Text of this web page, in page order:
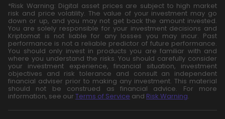
*Risk Warning: Digital asset prices are subject to high market
risk and price volatility. The value of your investment may go
down or up, and you may not get back the amount invested.
You are solely responsible for your investment decisions and
Kriptomat is not liable for any losses you may incur. Past
performance is not a reliable predictor of future performance.
You should only invest in products you are familiar with and
where you understand the risks. You should carefully consider
your investment experience, financial situation, investment
objectives and risk tolerance and consult an independent
financial adviser prior to making any investment. This material
should not be construed as financial advice. For more
information, see our Terms of Service and Risk Warning.